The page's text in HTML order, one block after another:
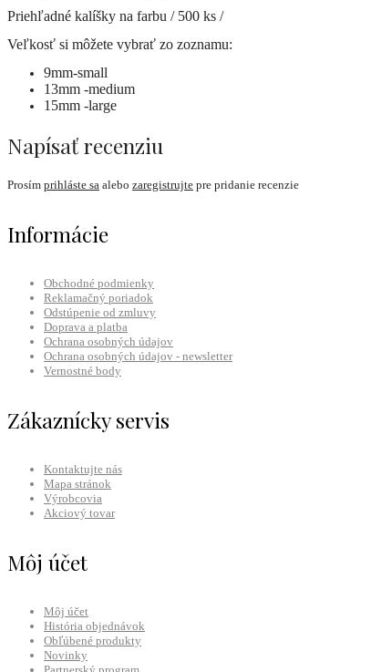
Priehľadné kalíšky na farbu / 500 ks /
Veľkosť si môžete vybrať zo zoznamu:
9mm-small
13mm -medium
15mm -large
Napísať recenziu
Prosím prihláste sa alebo zaregistrujte pre pridanie recenzie
Informácie
Obchodné podmienky
Reklamačný poriadok
Odstúpenie od zmluvy
Doprava a platba
Ochrana osobných údajov
Ochrana osobných údajov - newsletter
Vernostné body
Zákaznícky servis
Kontaktujte nás
Mapa stránok
Výrobcovia
Akciový tovar
Môj účet
Môj účet
História objednávok
Obľúbené produkty
Novinky